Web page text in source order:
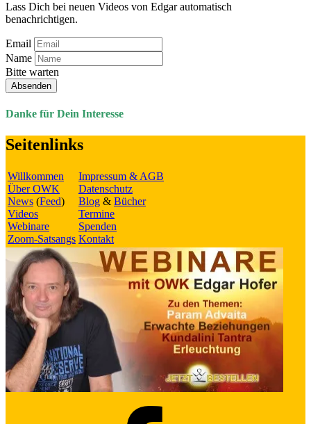
Lass Dich bei neuen Videos von Edgar automatisch
benachrichtigen.
Email
Name
Bitte warten
Absenden
Danke für Dein Interesse
Seitenlinks
Willkommen
Über OWK
News (Feed)
Videos
Webinare
Zoom-Satsangs
Impressum & AGB
Datenschutz
Blog & Bücher
Termine
Spenden
Kontakt